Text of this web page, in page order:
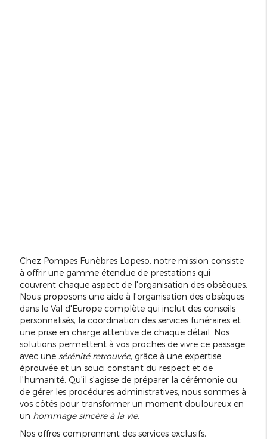
Chez Pompes Funèbres Lopeso, notre mission consiste
à offrir une gamme étendue de prestations qui
couvrent chaque aspect de l'organisation des obsèques.
Nous proposons une aide à l'organisation des obsèques
dans le Val d'Europe complète qui inclut des conseils
personnalisés, la coordination des services funéraires et
une prise en charge attentive de chaque détail. Nos
solutions permettent à vos proches de vivre ce passage
avec une sérénité retrouvée, grâce à une expertise
éprouvée et un souci constant du respect et de
l'humanité. Qu'il s'agisse de préparer la cérémonie ou
de gérer les procédures administratives, nous sommes à
vos côtés pour transformer un moment douloureux en
un hommage sincère à la vie.
Nos offres comprennent des services exclusifs,